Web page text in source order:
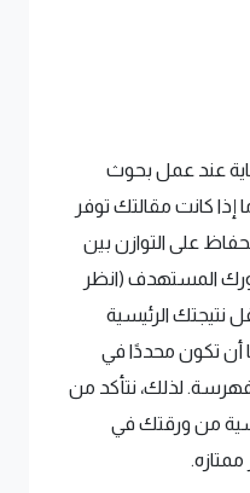
عند عمل بحوث
إذا كانت مقالتك توفر
على التوازن بين
المستهدف (انظر
نتيجتك الرئيسية
أيضًا أن تكون محددًا في
لذلك، نتأكد من
من ورقتك في